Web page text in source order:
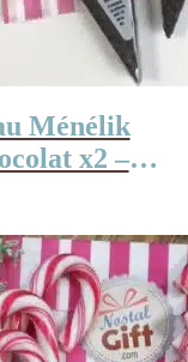
Ménélik
x2 –